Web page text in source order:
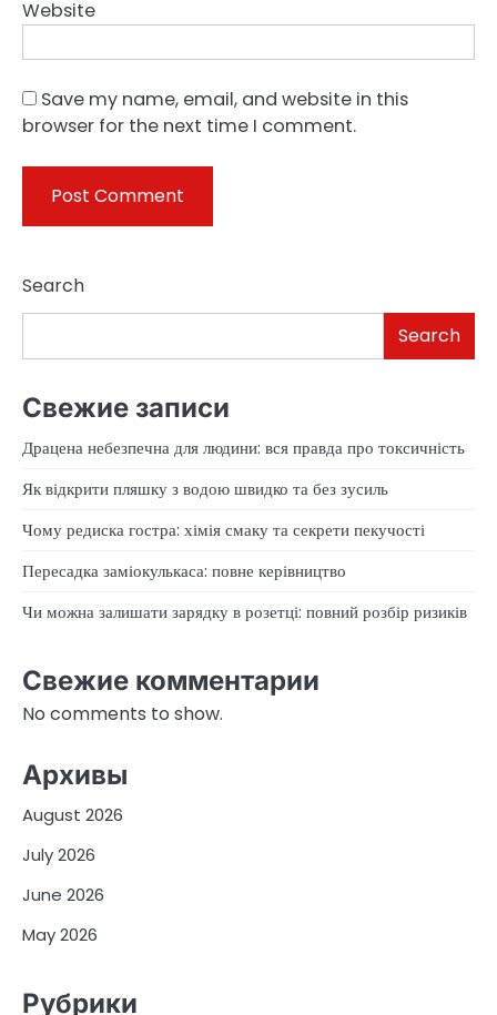
Website
Save my name, email, and website in this
browser for the next time I comment.
Search
Search
Свежие записи
Драцена небезпечна для людини: вся правда про токсичність
Як відкрити пляшку з водою швидко та без зусиль
Чому редиска гостра: хімія смаку та секрети пекучості
Пересадка заміокулькаса: повне керівництво
Чи можна залишати зарядку в розетці: повний розбір ризиків
Свежие комментарии
No comments to show.
Архивы
August 2026
July 2026
June 2026
May 2026
Рубрики